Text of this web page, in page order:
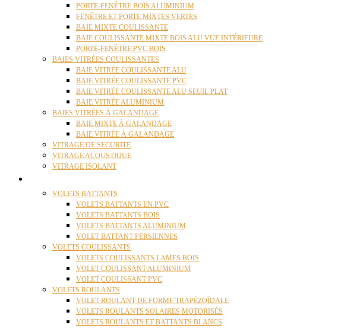
PORTE-FENÊTRE BOIS ALUMINIUM
FENÊTRE ET PORTE MIXTES VERTES
BAIE MIXTE COULISSANTE
BAIE COULISSANTE MIXTE BOIS ALU VUE INTÉRIEURE
PORTE-FENÊTRE PVC BOIS
BAIES VITRÉES COULISSANTES
BAIE VITRÉE COULISSANTE ALU
BAIE VITRÉE COULISSANTE PVC
BAIE VITRÉE COULISSANTE ALU SEUIL PLAT
BAIE VITRÉE ALUMINIUM
BAIES VITRÉES À GALANDAGE
BAIE MIXTE À GALANDAGE
BAIE VITRÉE À GALANDAGE
VITRAGE DE SECURITE
VITRAGE ACOUSTIQUE
VITRAGE ISOLANT
VOLETS BATTANTS
VOLETS BATTANTS EN PVC
VOLETS BATTANTS BOIS
VOLETS BATTANTS ALUMINIUM
VOLET BATTANT PERSIENNES
VOLETS COULISSANTS
VOLETS COULISSANTS LAMES BOIS
VOLET COULISSANT ALUMINIUM
VOLET COULISSANT PVC
VOLETS ROULANTS
VOLET ROULANT DE FORME TRAPÉZOÏDALE
VOLETS ROULANTS SOLAIRES MOTORISÉS
VOLETS ROULANTS ET BATTANTS BLANCS